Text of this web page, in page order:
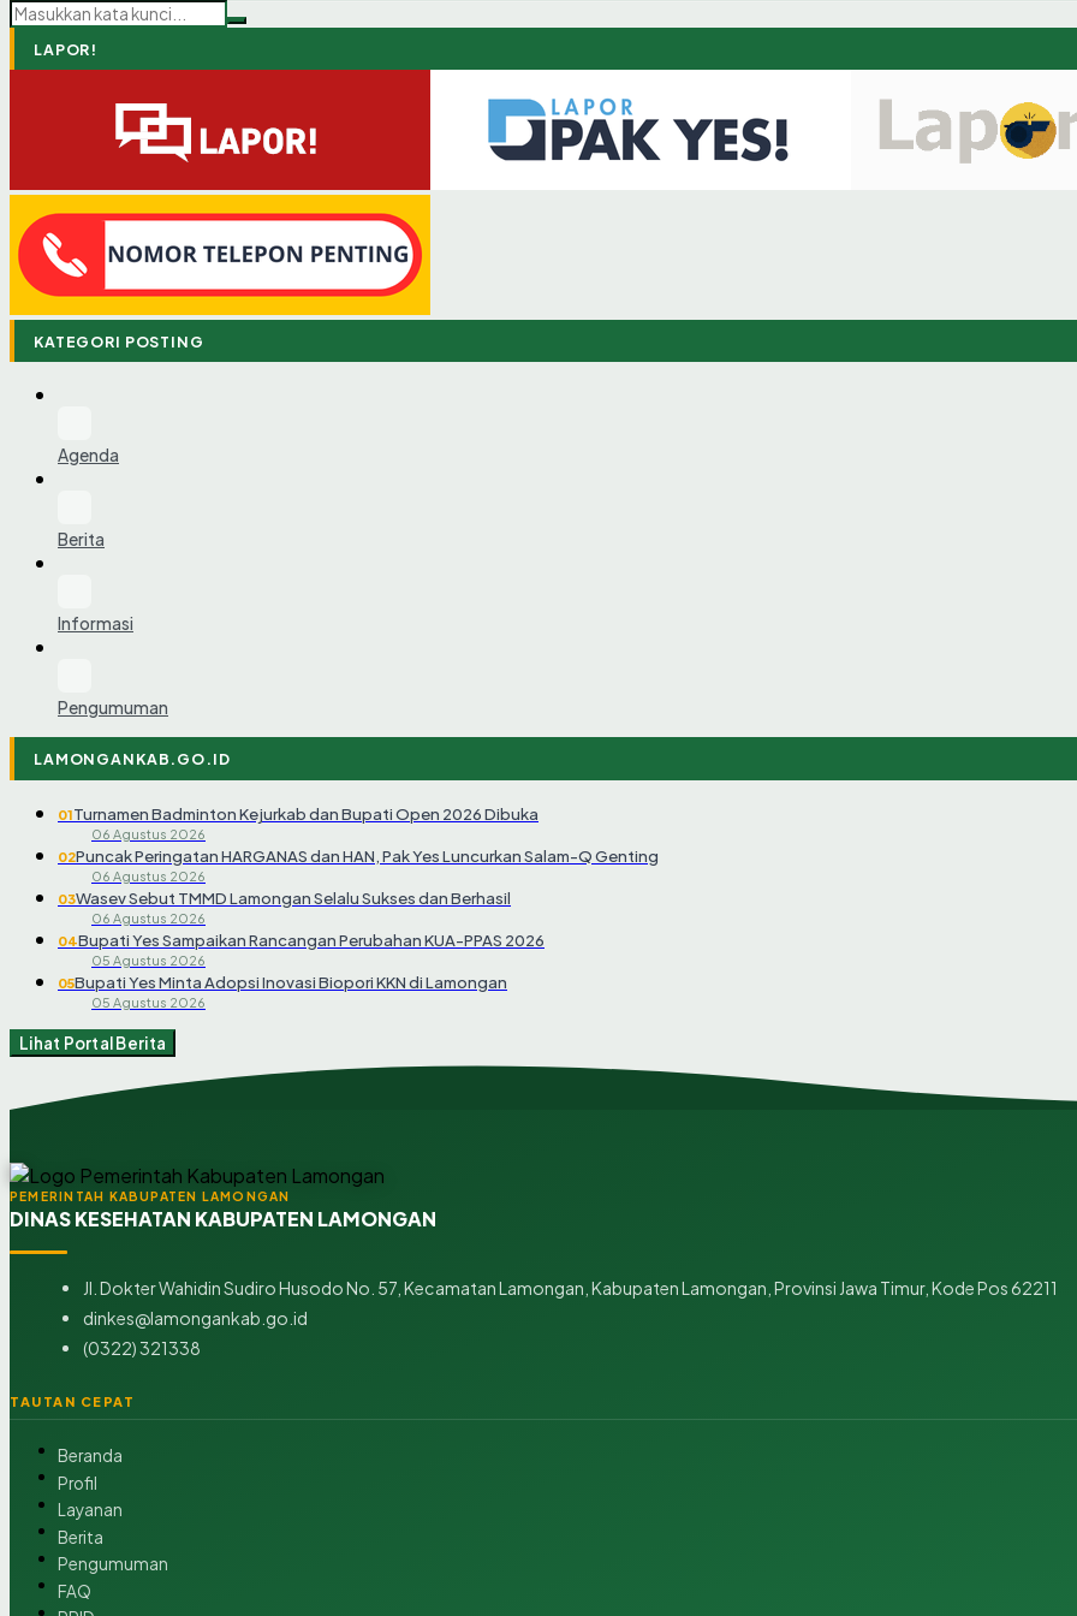
LAPOR!
KATEGORI POSTING
Agenda
Berita
Informasi
Pengumuman
LAMONGANKAB.GO.ID
01Turnamen Badminton Kejurkab dan Bupati Open 2026 Dibuka
06 Agustus 2026
02Puncak Peringatan HARGANAS dan HAN, Pak Yes Luncurkan Salam-Q Genting
06 Agustus 2026
03Wasev Sebut TMMD Lamongan Selalu Sukses dan Berhasil
06 Agustus 2026
04Bupati Yes Sampaikan Rancangan Perubahan KUA-PPAS 2026
05 Agustus 2026
05Bupati Yes Minta Adopsi Inovasi Biopori KKN di Lamongan
05 Agustus 2026
Lihat Portal Berita
PEMERINTAH KABUPATEN LAMONGAN
DINAS KESEHATAN KABUPATEN LAMONGAN
Jl. Dokter Wahidin Sudiro Husodo No. 57, Kecamatan Lamongan, Kabupaten Lamongan, Provinsi Jawa Timur, Kode Pos 62211
dinkes@lamongankab.go.id
(0322) 321338
TAUTAN CEPAT
Beranda
Profil
Layanan
Berita
Pengumuman
FAQ